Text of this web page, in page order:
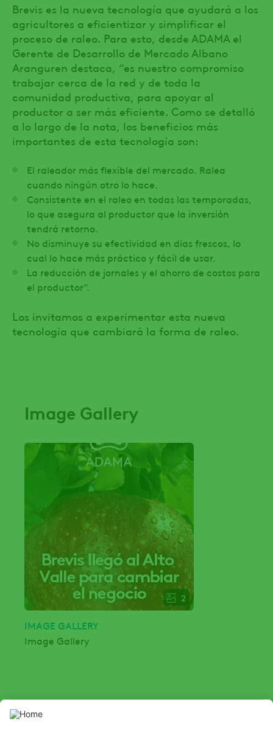
Brevis es la nueva tecnología que ayudará a los
agricultores a eficientizar y simplificar el
proceso de raleo. Para esto, desde ADAMA el
Gerente de Desarrollo de Mercado Albano
Aranguren destaca, “es nuestro compromiso
trabajar cerca de la red y de toda la
comunidad productiva, para apoyar al
productor a ser más eficiente. Como se detalló
a lo largo de la nota, los beneficios más
importantes de esta tecnología son:
El raleador más flexible del mercado. Ralea
cuando ningún otro lo hace.
Consistente en el raleo en todas las temporadas,
lo que asegura al productor que la inversión
tendrá retorno.
No disminuye su efectividad en días frescos, lo
cual lo hace más práctico y fácil de usar.
La reducción de jornales y el ahorro de costos para
el productor”.
Los invitamos a experimentar esta nueva
tecnología que cambiará la forma de raleo.
Image Gallery
2
IMAGE GALLERY
Image Gallery